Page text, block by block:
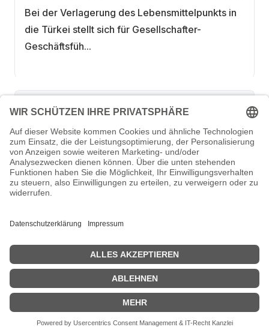
Bei der Verlagerung des Lebensmittelpunkts in
die Türkei stellt sich für Gesellschafter-
Geschäftsfüh...
ORGANISATION UND CATERING AUS EINER
Für die heutige Veranstaltung von Tecis (Leitung
Hendrik Jenssen) wurden die Räumlichkeiten im
Busin...